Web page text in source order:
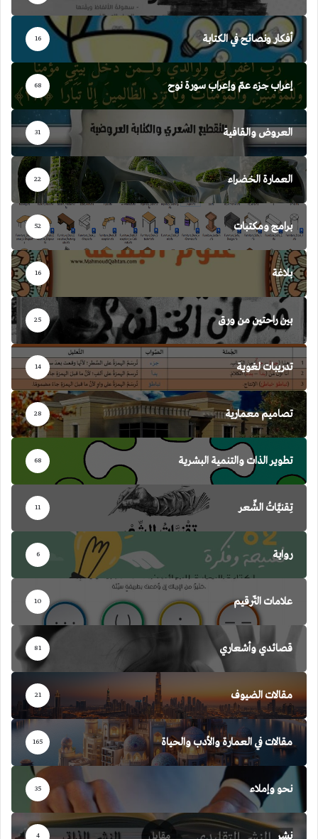
أفكار ونصائح في الكتابة 16
إعراب جزء عمّ وإعراب سورة نوح 68
العروض والقافية 31
العمارة الخضراء 22
برامج ومكتبات 52
بلاغة 16
بين راحتين من ورق 25
تدريبات لغوية 14
تصاميم معمارية 28
تطوير الذات والتنمية البشرية 68
تِقنيَّاتُ الشِّعر 11
رواية 6
علامات التّرقيم 10
قصائدي وأشعاري 81
مقالات الضيوف 21
مقالات في العمارة والأدب والحياة 165
نحو وإملاء 35
نشر 4